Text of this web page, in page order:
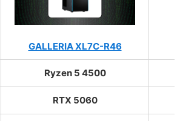
GALLERIA XL7C-R46
Ryzen 5 4500
RTX 5060